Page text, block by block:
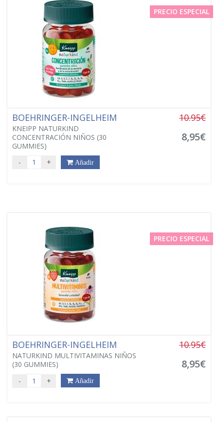
PRECIO ESPECIAL
BOEHRINGER-INGELHEIM
KNEIPP NATURKIND
CONCENTRACIÓN NIÑOS (30
GUMMIES)
10.95€
8,95€
- + Añadir
PRECIO ESPECIAL
BOEHRINGER-INGELHEIM
NATURKIND MULTIVITAMINAS NIÑOS
(30 GUMMIES)
10.95€
8,95€
- + Añadir